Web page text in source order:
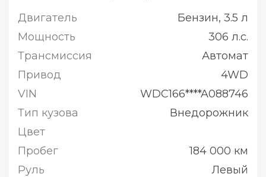
Двигатель
Бензин, 3.5 л
Мощность
306 л.с.
Трансмиссия
Автомат
Привод
4WD
VIN
WDC166****A088746
Тип кузова
Внедорожник
Цвет
Пробег
184 000 км
Руль
Левый